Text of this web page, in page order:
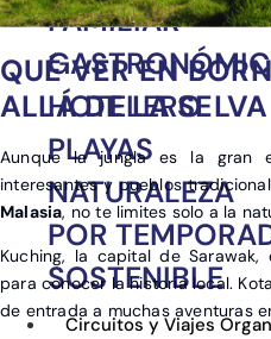
FAMILIAR
HOTELERO
PLAYAS
NATURALEZA
POR
SOSTENIBLE
Circuitos y Viajes
QUÉ VER EN
ALLÁ DE LA SELVA
Aunque la jungla es la gran
interesantes y pueblos
Malasia, no te limites solo a la
Kuching, la capital de
para conocer la historia local.
de entrada a muchas aventuras